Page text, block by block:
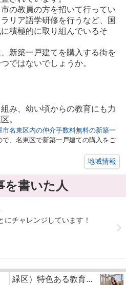
の教員の方を招いて行ってい
リア語学研修を行うなど、国
積極的に取り組んでいるそ
新築一戸建てを購入する街を
ではないでしょうか。
み、幼い頃からの教育にも力
。
市名東区内の仲介手数料無料の新築一
、名東区で新築一戸建ての購入をご
地域情報
を書いた人
にチャレンジしています！
緑区）特色ある教育...